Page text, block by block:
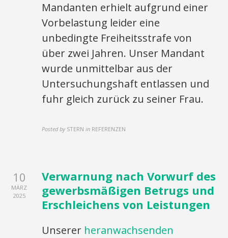
Mandanten erhielt aufgrund einer
Vorbelastung leider eine
unbedingte Freiheitsstrafe von
über zwei Jahren. Unser Mandant
wurde unmittelbar aus der
Untersuchungshaft entlassen und
fuhr gleich zurück zu seiner Frau.
Posted by STERN in REFERENZEN
10
MÄRZ
2025
Verwarnung nach Vorwurf des
gewerbsmäßigen Betrugs und
Erschleichens von Leistungen
Unserer heranwachsenden